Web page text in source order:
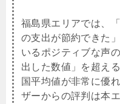
福島県エリアでは、
の支出が節約できた
いるポジティブな声
出した数値」を超え
国平均値が非常に優
ザーからの評判は本